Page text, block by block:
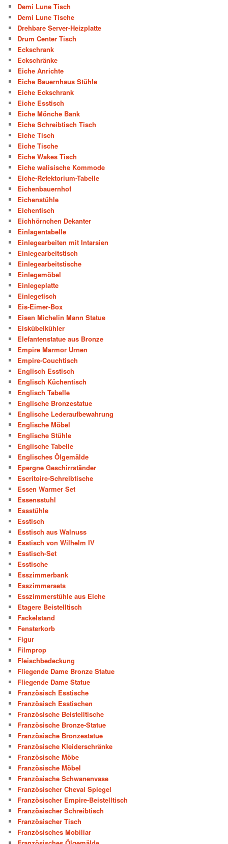
Demi Lune Tisch
Demi Lune Tische
Drehbare Server-Heizplatte
Drum Center Tisch
Eckschrank
Eckschränke
Eiche Anrichte
Eiche Bauernhaus Stühle
Eiche Eckschrank
Eiche Esstisch
Eiche Mönche Bank
Eiche Schreibtisch Tisch
Eiche Tisch
Eiche Tische
Eiche Wakes Tisch
Eiche walisische Kommode
Eiche-Refektorium-Tabelle
Eichenbauernhof
Eichenstühle
Eichentisch
Eichhörnchen Dekanter
Einlagentabelle
Einlegearbeiten mit Intarsien
Einlegearbeitstisch
Einlegearbeitstische
Einlegemöbel
Einlegeplatte
Einlegetisch
Eis-Eimer-Box
Eisen Michelin Mann Statue
Eiskübelkühler
Elefantenstatue aus Bronze
Empire Marmor Urnen
Empire-Couchtisch
Englisch Esstisch
Englisch Küchentisch
Englisch Tabelle
Englische Bronzestatue
Englische Lederaufbewahrung
Englische Möbel
Englische Stühle
Englische Tabelle
Englisches Ölgemälde
Epergne Geschirrständer
Escritoire-Schreibtische
Essen Warmer Set
Essensstuhl
Essstühle
Esstisch
Esstisch aus Walnuss
Esstisch von Wilhelm IV
Esstisch-Set
Esstische
Esszimmerbank
Esszimmersets
Esszimmerstühle aus Eiche
Etagere Beistelltisch
Fackelstand
Fensterkorb
Figur
Filmprop
Fleischbedeckung
Fliegende Dame Bronze Statue
Fliegende Dame Statue
Französisch Esstische
Französisch Esstischen
Französische Beistelltische
Französische Bronze-Statue
Französische Bronzestatue
Französische Kleiderschränke
Französische Möbe
Französische Möbel
Französische Schwanenvase
Französischer Cheval Spiegel
Französischer Empire-Beistelltisch
Französischer Schreibtisch
Französischer Tisch
Französisches Mobiliar